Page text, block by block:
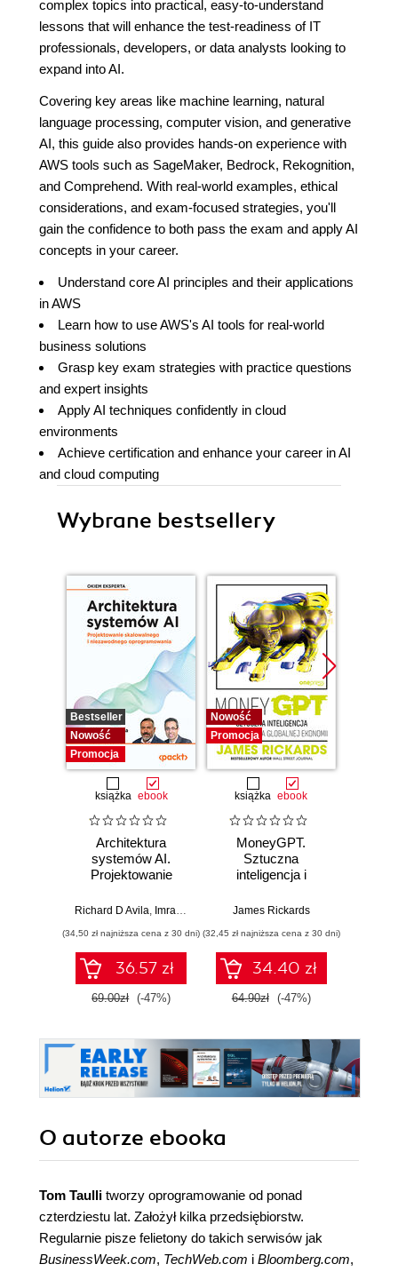
complex topics into practical, easy-to-understand
lessons that will enhance the test-readiness of IT
professionals, developers, or data analysts looking to
expand into AI.
Covering key areas like machine learning, natural
language processing, computer vision, and generative
AI, this guide also provides hands-on experience with
AWS tools such as SageMaker, Bedrock, Rekognition,
and Comprehend. With real-world examples, ethical
considerations, and exam-focused strategies, you'll
gain the confidence to both pass the exam and apply AI
concepts in your career.
Understand core AI principles and their applications
in AWS
Learn how to use AWS's AI tools for real-world
business solutions
Grasp key exam strategies with practice questions
and expert insights
Apply AI techniques confidently in cloud
environments
Achieve certification and enhance your career in AI
and cloud computing
Wybrane bestsellery
Bestseller
Nowość
Promocja
książka ebook
Architektura
systemów AI.
Projektowanie
niezawodnego
Richard D Avila, Imran Ahmad
(34,50 zł najniższa cena z 30 dni)
36.57 zł
69.00zł (-47%)
Nowość
Promocja
książka ebook
MoneyGPT.
Sztuczna
inteligencja i
globalnej ekonomii
James Rickards
(32,45 zł najniższa cena z 30 dni)
34.40 zł
64.90zł (-47%)
O autorze ebooka
Tom Taulli tworzy oprogramowanie od ponad
czterdziestu lat. Założył kilka przedsiębiorstw.
Regularnie pisze felietony do takich serwisów jak
BusinessWeek.com, TechWeb.com i Bloomberg.com,